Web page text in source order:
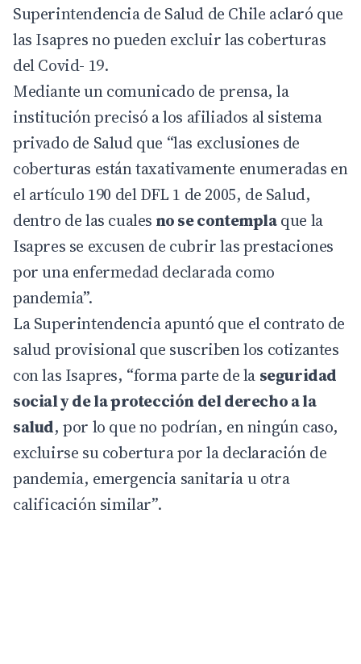
Superintendencia de Salud de Chile aclaró que
las Isapres no pueden excluir las coberturas
del Covid- 19.
Mediante un comunicado de prensa, la
institución precisó a los afiliados al sistema
privado de Salud que “las exclusiones de
coberturas están taxativamente enumeradas en
el artículo 190 del DFL 1 de 2005, de Salud,
dentro de las cuales no se contemplaque la
Isapres se excusen de cubrir las prestaciones
por una enfermedad declarada como
pandemia”.
La Superintendencia apuntó que el contrato de
salud provisional que suscriben los cotizantes
con las Isapres, “forma parte de la seguridad
social y de la protección del derecho a la
salud, por lo que no podrían, en ningún caso,
excluirse su cobertura por la declaración de
pandemia, emergencia sanitaria u otra
calificación similar”.